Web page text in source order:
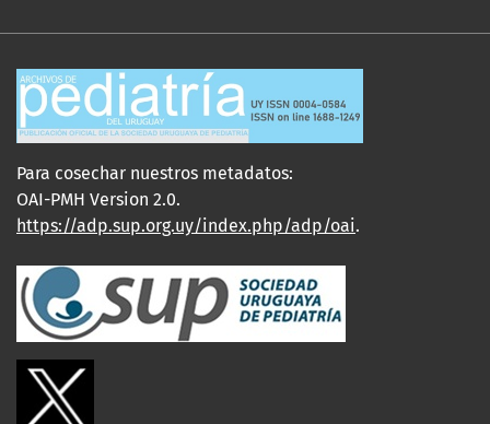
Para cosechar nuestros metadatos:
OAI-PMH Version 2.0.
https://adp.sup.org.uy/index.php/adp/oai.